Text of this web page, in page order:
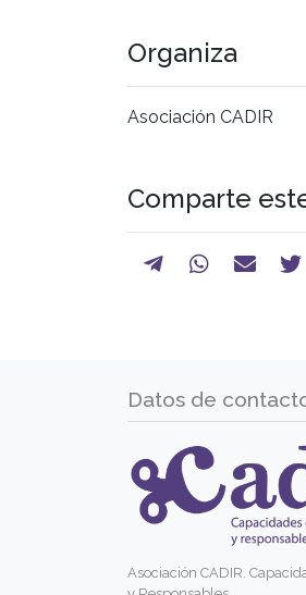
Organiza
Asociación CADIR
Comparte
Datos de
Asociación CADIR.